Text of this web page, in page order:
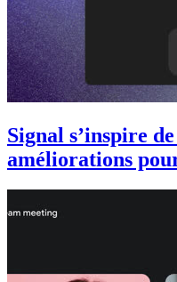
Signal s’inspire
améliorations